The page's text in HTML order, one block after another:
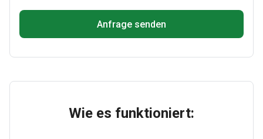
Anfrage senden
Wie es funktioniert: